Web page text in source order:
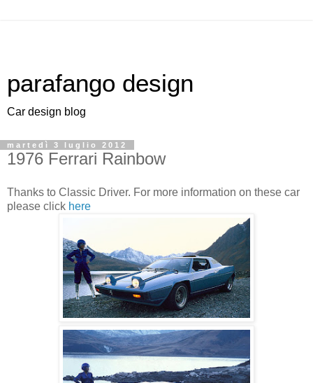
parafango design
Car design blog
martedì 3 luglio 2012
1976 Ferrari Rainbow
Thanks to Classic Driver. For more information on these car
please click here